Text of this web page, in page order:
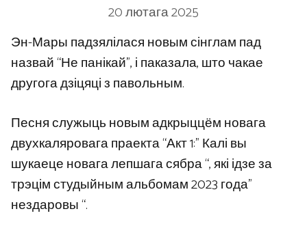
20 лютага 2025
Эн-Мары падзялілася новым сінглам пад
назвай “Не панікай”, і паказала, што чакае
другога дзіцяці з павольным.
Песня служыць новым адкрыццём новага
двухкаляровага праекта “Акт 1:” Калі вы
шукаеце новага лепшага сябра “, які ідзе за
трэцім студыйным альбомам 2023 года”
нездаровы “.